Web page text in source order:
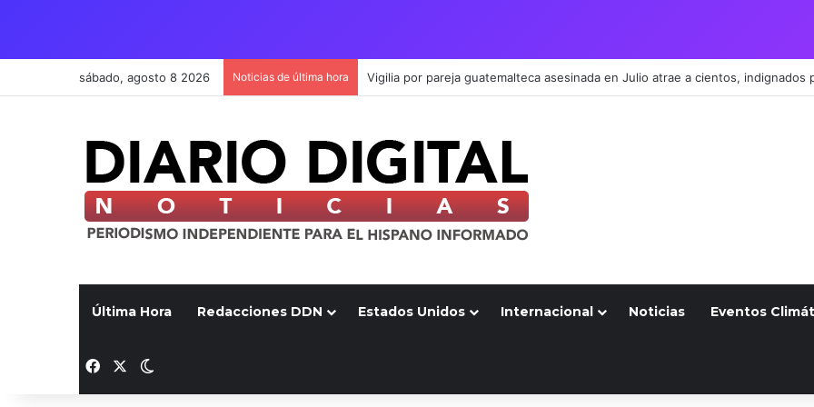
sábado, agosto 8 2026 Noticias de última hora
Última Hora Redacciones DDN Estados Unidos Internacional Noticias Eventos
Facebook